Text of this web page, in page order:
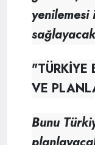
yenilemesi
"TÜRKİYE
VE
Bunu